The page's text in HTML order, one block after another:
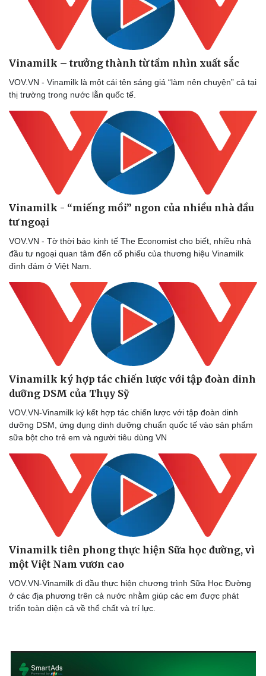
Dinh dưỡng - món ngon
Cây thuốc
Sản phụ khoa
Nhi khoa
Nam khoa
Đời sống
Nhà đẹp
Tình yêu - Gia đình
Vinamilk – trưởng thành từ tầm nhìn xuất sắc
VOV.VN - Vinamilk là một cái tên sáng giá “làm nên chuyện” cả tại
thị trường trong nước lẫn quốc tế.
Vinamilk - “miếng mồi” ngon của nhiều nhà đầu
tư ngoại
VOV.VN - Tờ thời báo kinh tế The Economist cho biết, nhiều nhà
đầu tư ngoại quan tâm đến cổ phiếu của thương hiệu Vinamilk
đình đám ở Việt Nam.
Vinamilk ký hợp tác chiến lược với tập đoàn dinh
dưỡng DSM của Thụy Sỹ
VOV.VN-Vinamilk ký kết hợp tác chiến lược với tập đoàn dinh
dưỡng DSM, ứng dụng dinh dưỡng chuẩn quốc tế vào sản phẩm
sữa bột cho trẻ em và người tiêu dùng VN
Vinamilk tiên phong thực hiện Sữa học đường, vì
một Việt Nam vươn cao
VOV.VN-Vinamilk đi đầu thực hiện chương trình Sữa Học Đường
ở các địa phương trên cả nước nhằm giúp các em được phát
triển toàn diện cả về thể chất và trí lực.